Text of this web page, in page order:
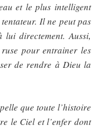
et le plus intelligent
Il ne peut pas
lui directement. Aussi,
pour entrainer les
de rendre à Dieu la
que toute l’histoire
le Ciel et l’enfer dont